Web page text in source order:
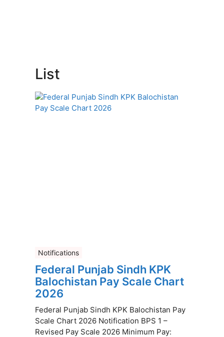
List
Notifications
Federal Punjab Sindh KPK
Balochistan Pay Scale Chart
2026
Federal Punjab Sindh KPK Balochistan Pay
Scale Chart 2026 Notification BPS 1 –
Revised Pay Scale 2026 Minimum Pay: